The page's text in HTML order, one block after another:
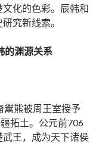
化的色彩。辰韩和
究新线索。
的渊源关系
鬻熊被周王室授予
拓土。公元前706
王，成为天下诸侯